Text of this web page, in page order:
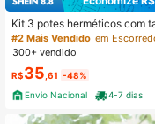
Kit 3 potes herméticos com
e vedação segura e design
vel para geladeira
#2 Mais Vendido
300+ vendido
R$35 ,61 -48%
Envio Nacional
4-7 dias